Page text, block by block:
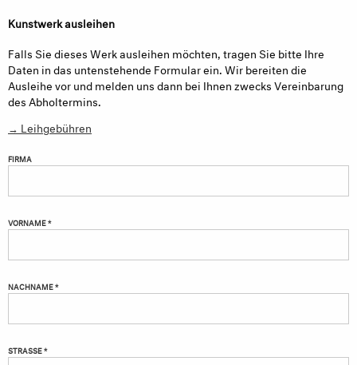
Kunstwerk ausleihen
Falls Sie dieses Werk ausleihen möchten, tragen Sie bitte Ihre
Daten in das untenstehende Formular ein. Wir bereiten die
Ausleihe vor und melden uns dann bei Ihnen zwecks Vereinbarung
des Abholtermins.
→ Leihgebühren
FIRMA
VORNAME *
NACHNAME *
STRASSE *